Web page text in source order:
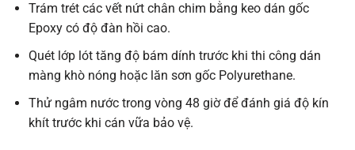
Trám trét các vết nứt chân chim bằng keo dán gốc
Epoxy có độ đàn hồi cao.
Quét lớp lót tăng độ bám dính trước khi thi công dán
màng khò nóng hoặc lăn sơn gốc Polyurethane.
Thử ngâm nước trong vòng 48 giờ để đánh giá độ kín
khít trước khi cán vữa bảo vệ.